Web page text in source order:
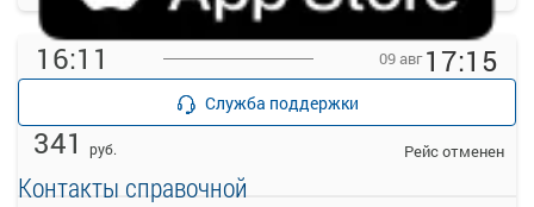
16:11 09 авг 17:15
341 руб. Рейс отменен
Служба поддержки
Контакты справочной